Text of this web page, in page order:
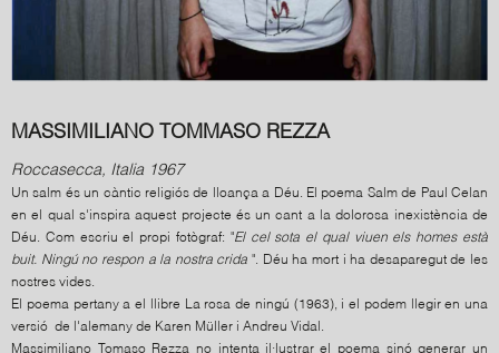
MASSIMILIANO TOMMASO REZZA
Roccasecca, Italia 1967
Un salm és un càntic religiós de lloança a Déu. El poema Salm de Paul Celan
en el qual s'inspira aquest projecte és un cant a la dolorosa inexistència de
Déu. Com escriu el propi fotògraf: "El cel sota el qual viuen els homes està
buit. Ningú no respon a la nostra crida ". Déu ha mort i ha desaparegut de les
nostres vides.
El poema pertany a el llibre La rosa de ningú (1963), i el podem llegir en una
versió de l'alemany de Karen Müller i Andreu Vidal.
Massimiliano Tomaso Rezza no intenta il·lustrar el poema sinó generar un